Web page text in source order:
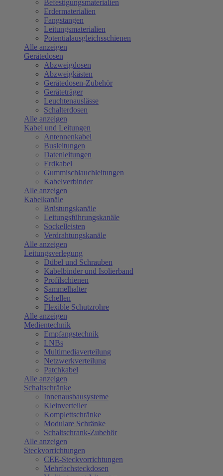
Befestigungsmaterialien
Erdermaterialien
Fangstangen
Leitungsmaterialien
Potentialausgleichsschienen
Alle anzeigen
Gerätedosen
Abzweigdosen
Abzweigkästen
Gerätedosen-Zubehör
Geräteträger
Leuchtenauslässe
Schalterdosen
Alle anzeigen
Kabel und Leitungen
Antennenkabel
Busleitungen
Datenleitungen
Erdkabel
Gummischlauchleitungen
Kabelverbinder
Alle anzeigen
Kabelkanäle
Brüstungskanäle
Leitungsführungskanäle
Sockelleisten
Verdrahtungskanäle
Alle anzeigen
Leitungsverlegung
Dübel und Schrauben
Kabelbinder und Isolierband
Profilschienen
Sammelhalter
Schellen
Flexible Schutzrohre
Alle anzeigen
Medientechnik
Empfangstechnik
LNBs
Multimediaverteilung
Netzwerkverteilung
Patchkabel
Alle anzeigen
Schaltschränke
Innenausbausysteme
Kleinverteiler
Komplettschränke
Modulare Schränke
Schaltschrank-Zubehör
Alle anzeigen
Steckvorrichtungen
CEE-Steckvorrichtungen
Mehrfachsteckdosen